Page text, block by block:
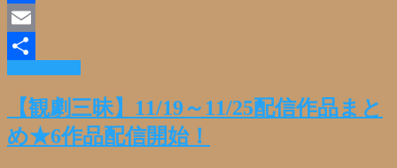
Facebook
Email
共
【観劇三昧】11/19～11/25配信作品まと
め★6作品配信開始！